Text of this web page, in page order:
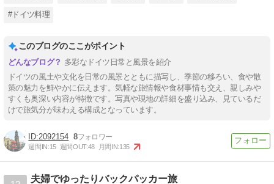
#ドイツ料理
このブログのここがポイント
多彩なドイツ日常と風景を紹介
ドイツの風土や文化を日常の風景とともに描写し、季節の移ろい、食や散
策の魅力を鮮やかに伝えます。気軽な旅情報や食材事情も交え、親しみや
すくも奥深い内容が特徴です。写真や現地の詳細を盛り込み、見ているだ
けで旅気分が味わえる構成となっています。
2092154 8
週間IN:15 週間OUT:48 月間IN:135
夫婦でゆったりバックパッカー旅